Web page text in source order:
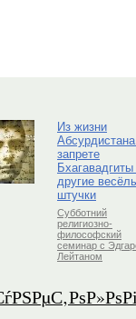
Из жизни
запрете
Бхагавадгиты
другие
штучки
Субботний
религиозно-
философский
семинар с
Лейтаном